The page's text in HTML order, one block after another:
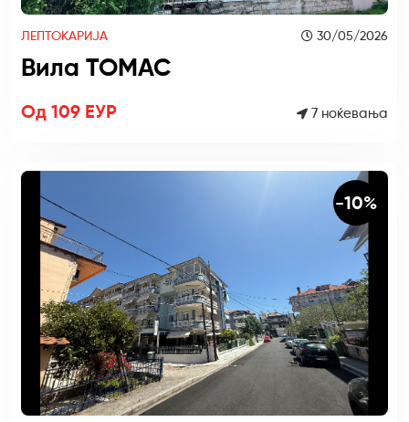
ЛЕПТОКАРИЈА 30/05/2026
Вила ТОМАС
Од 109 ЕУР 7 ноќевања
-10%